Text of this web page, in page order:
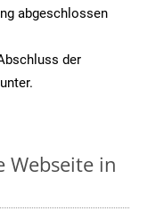
abgeschlossen
der
Webseite in